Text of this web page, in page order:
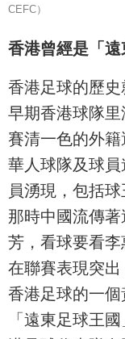
CEFC）
香港曾經是「遠
香港足球的歷史
早期香港球隊
賽清一色的外籍
華人球隊及球
員湧現，包括
那時中國流傳
芳，看球要看李
在聯賽表現突
香港足球的一
「遠東足球王